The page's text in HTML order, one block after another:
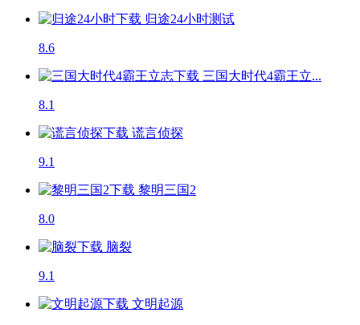
归途24小时测试
8.6
三国大时代4霸王立...
8.1
谎言侦探
9.1
黎明三国2
8.0
脑裂
9.1
文明起源